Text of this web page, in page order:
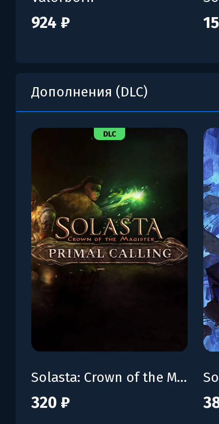
924 ₽
Дополнения (DLC)
DLC
Solasta: Crown of the Magister - Primal Calling
320 ₽